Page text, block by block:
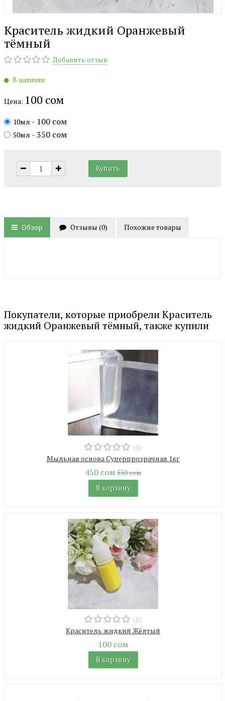
Краситель жидкий Оранжевый
тёмный
Добавить отзыв
В наличии
Цена: 100 сом
10мл - 100 сом
50мл - 350 сом
Обзор Отзывы (0) Похожие товары
Покупатели, которые приобрели Краситель
жидкий Оранжевый тёмный, также купили
(0)
Мыльная основа Суперпрозрачная 1кг
450 сом 550 сом
В корзину
(0)
Краситель жидкий Жёлтый
100 сом
В корзину